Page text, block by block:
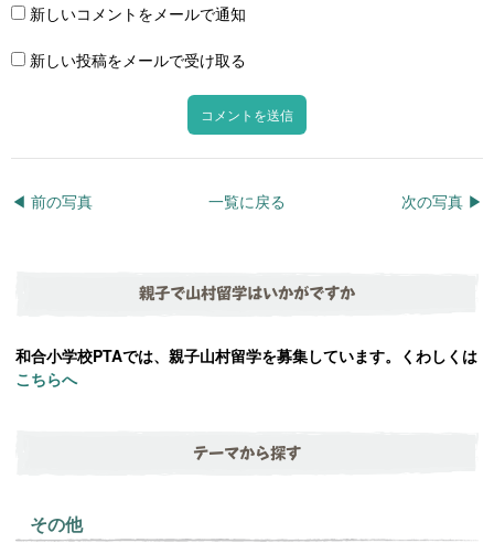
新しいコメントをメールで通知
新しい投稿をメールで受け取る
◀︎ 前の写真 次の写真 ▶︎
一覧に戻る
親子で山村留学はいかがですか
和合小学校PTAでは、親子山村留学を募集しています。くわしくは
こちらへ
テーマから探す
その他